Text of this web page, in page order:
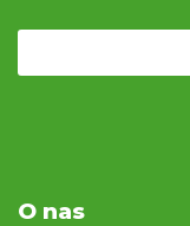
O nas